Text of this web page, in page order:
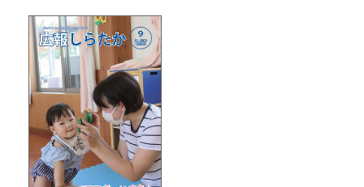
このサイトについて
運営会社
ご利用ガイド
よくある質問
サイトマップ